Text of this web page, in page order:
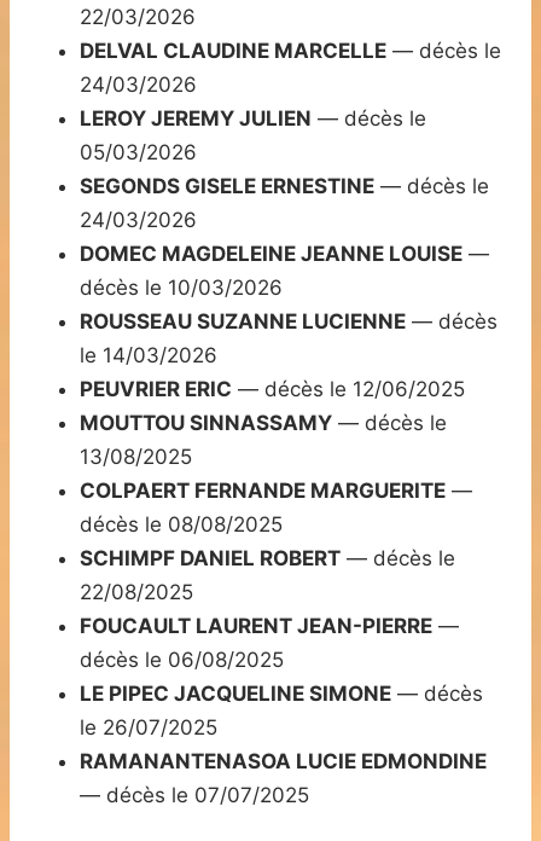
22/03/2026
DELVAL CLAUDINE MARCELLE — décès le
24/03/2026
LEROY JEREMY JULIEN — décès le
05/03/2026
SEGONDS GISELE ERNESTINE — décès le
24/03/2026
DOMEC MAGDELEINE JEANNE LOUISE —
décès le 10/03/2026
ROUSSEAU SUZANNE LUCIENNE — décès
le 14/03/2026
PEUVRIER ERIC — décès le 12/06/2025
MOUTTOU SINNASSAMY — décès le
13/08/2025
COLPAERT FERNANDE MARGUERITE —
décès le 08/08/2025
SCHIMPF DANIEL ROBERT — décès le
22/08/2025
FOUCAULT LAURENT JEAN-PIERRE —
décès le 06/08/2025
LE PIPEC JACQUELINE SIMONE — décès
le 26/07/2025
RAMANANTENASOA LUCIE EDMONDINE
— décès le 07/07/2025